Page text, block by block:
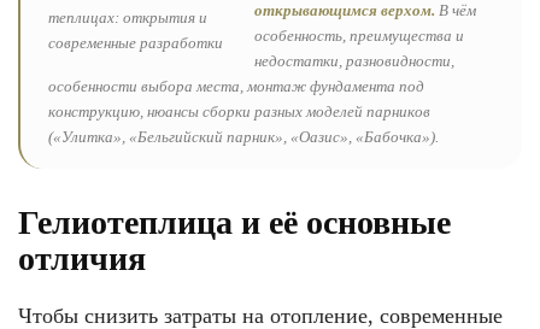
открывающимся верхом. В чём
особенность, преимущества и
недостатки, разновидности,
особенности выбора места, монтаж фундамента под
конструкцию, нюансы сборки разных моделей парников
(«Улитка», «Бельгийский парник», «Оазис», «Бабочка»).
Гелиотеплица и её основные
отличия
Чтобы снизить затраты на отопление, современные